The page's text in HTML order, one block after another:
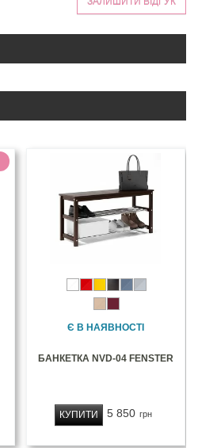
Є В НАЯВНОСТІ
БАНКЕТКА NVD-04 FENSTER
5 850 грн
КУПИТИ